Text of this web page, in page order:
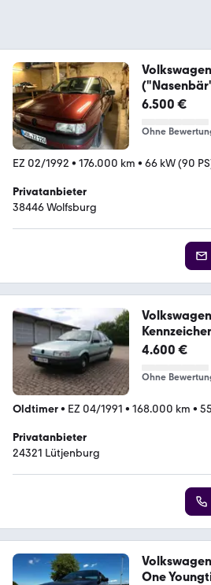
6.500 €
Ohne
EZ 02/1992 • 176.000 km • 66 kW (90
Privatanbieter
38446 Wolfsburg
4.600 €
Ohne
Oldtimer• EZ 04/1991 • 168.000 km •
Privatanbieter
24321 Lütjenburg
One